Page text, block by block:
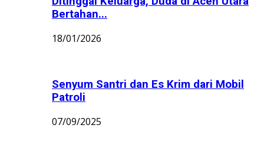
Bertahan...
18/01/2026
Senyum Santri dan Es Krim dari Mobil
Patroli
07/09/2025